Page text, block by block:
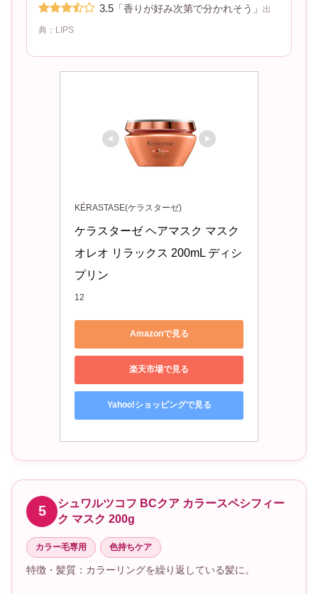
3.5 「香りが好み次第で分かれそう」出
典：LIPS
KÉRASTASE(ケラスターゼ)
ケラスターゼ ヘアマスク マスク
オレオ リラックス 200mL ディシ
プリン
12
Amazonで見る
楽天市場で見る
Yahoo!ショッピングで見る
5
シュワルツコフ BCクア カラースペシフィー
ク マスク 200g
カラー毛専用 色持ちケア
特徴・髪質：カラーリングを繰り返している髪に。